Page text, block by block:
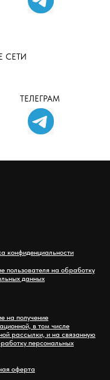
СЕТИ
ТЕЛЕГРАМ
конфиденциальности
пользователя на обработку
данных
на получение
в том числе
рассылки, и на связанную
персональных
оферта